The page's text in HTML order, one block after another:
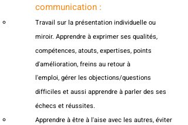
communication :
Travail sur la présentation individuelle ou
miroir. Apprendre à exprimer ses qualités,
compétences, atouts, expertises,points
d'amélioration, freins au retour à
l'emploi,gérerles objections/questions
difficiles et aussi apprendre à parler des ses
échecs et réussites.
Apprendre à être à l'aise avec les autres, éviter